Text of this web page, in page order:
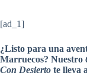
[ad_1]
¿Listo para una
Marruecos? Nuestro
Con Desierto te lleva